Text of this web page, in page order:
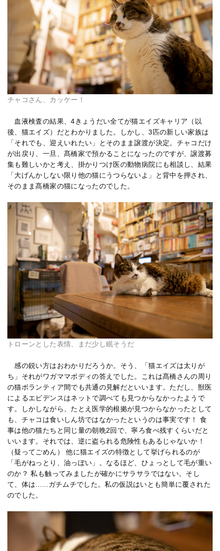
チャコさん、カッケー！
血液検査の結果、4きょうだい全てが猫エイズキャリア（以
後、猫エイズ）だとわかりました。しかし、3匹の新しい家族は
「それでも、迎えいれたい」とそのまま譲渡が決定。チャコだけ
が出戻り、一旦、髙橋家で預かることになったのですが、譲渡募
集も難しいかと考え、掛かりつけ医の動物病院にも相談し、結果
「大げんかしない限り他の猫にうつらないよ」と背中を押され、
そのまま髙橋家の猫になったのでした。
トローンとした表情、まだ少し眠そうだ
感の鋭い方はおわかりだろうか。そう、「猫エイズは太りが
ち」それがワガママボディの答えでした。これは髙橋さんの周り
の猫ボランティア間でも共通の見解だといいます。ただし、獣医
によるエビデンスはネットで調べても見つからなかったようで
す。しかしながら、たとえ医学的根拠が見つからなかったとして
も、チャコは食いしん坊ではなかったというのは事実です！ 食
事は他の猫たちと同じ量の朝晩2回で、寧ろ食べ残すくらいだと
いいます。それでは、逆に盗られる危険性もあるじゃないか！
（疑ってごめん） 他に猫エイズの特徴として挙げられるのが
「毛がねっとり、油っぽい」。なるほど、ひょっとして毛が重い
のか？ 私も触ってみましたが確かにサラサラではない。そし
て、体は......ガチムチでした。私の仮説はいとも簡単に覆された
のでした。